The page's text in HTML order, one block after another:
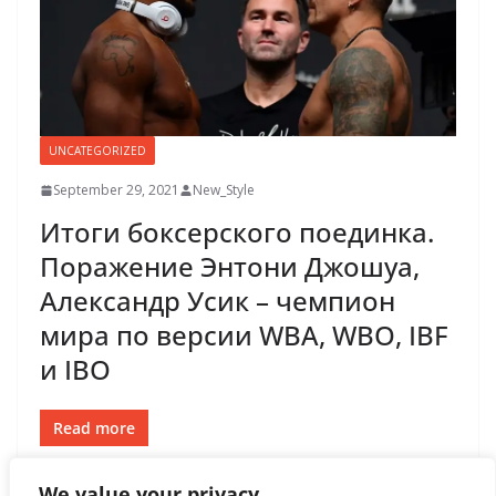
UNCATEGORIZED
September 29, 2021 New_Style
Итоги боксерского поединка.
Поражение Энтони Джошуа,
Александр Усик – чемпион
мира по версии WBA, WBO, IBF
и IBO
Read more